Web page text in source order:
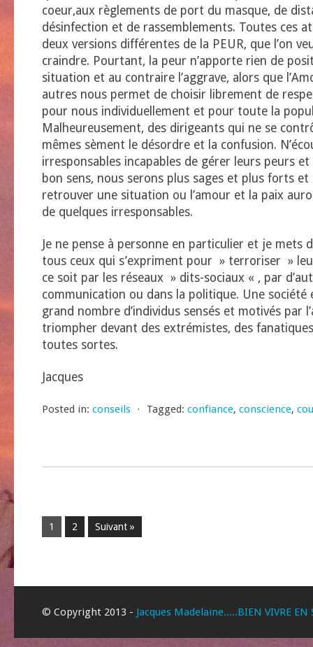
coeur,aux règlements de port du masque, de
désinfection et de rassemblements. Toutes ces
deux versions différentes de la PEUR, que l’on
craindre. Pourtant, la peur n’apporte rien de
situation et au contraire l’aggrave, alors que
autres nous permet de choisir librement de
pour nous individuellement et pour toute la
Malheureusement, des dirigeants qui ne se
mêmes sèment le désordre et la confusion.
irresponsables incapables de gérer leurs peurs
bon sens, nous serons plus sages et plus forts
retrouver une situation ou l’amour et la paix
de quelques irresponsables.
Je ne pense à personne en particulier et je mets
tous ceux qui s’expriment pour » terroriser »
ce soit par les réseaux » dits-sociaux « , par
communication ou dans la politique. Une société
grand nombre d’individus sensés et motivés par
triompher devant des extrémistes, des
toutes sortes.
Jacques
Posted in: conseils ⋅ Tagged: confiance, conscience,
1 2 Suivant »
© Copyright 2013 - Jacques Madelaine.....BIEN VIVRE EN